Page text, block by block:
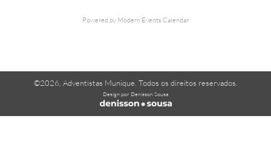
Powered by Modern Events Calendar
©2026, Adventistas Munique. Todos os direitos reservados.
Design por Denisson Sousa